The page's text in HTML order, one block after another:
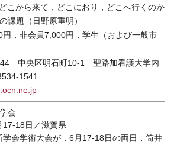
こから来て，どこにおり，どこへ行くのか
課題（日野原重明）
円，非会員7,000円，学生（および一般市
中央区明石町10-1 聖路加看護大学内
1541
会
18日／滋賀県
会学術大会が，6月17-18日の両日，筒井